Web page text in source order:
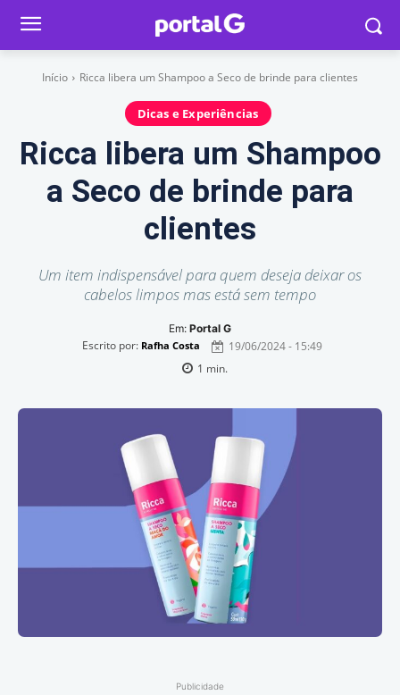
Início Ricca libera um Shampoo a Seco de brinde para clientes
Dicas e Experiências
Ricca libera um Shampoo
a Seco de brinde para
clientes
Um item indispensável para quem deseja deixar os
cabelos limpos mas está sem tempo
Em: Portal G
Escrito por: Rafha Costa
19/06/2024 - 15:49
1 min.
Publicidade